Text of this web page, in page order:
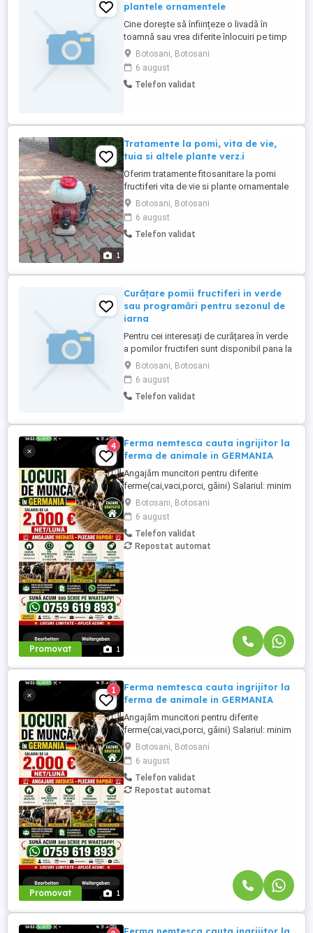
plantele ornamentele
Cine dorește să înființeze o livadă în
toamnă sau vrea diferite înlocuiri pe timp
de vara nu ezitați să contactați suntem în
domeniu de peste 10 ani executam și
garduri provizorii în câmp fără beton sau
diferite locații
Botosani, Botosani
6 august
Telefon validat
1
Tratamente la pomi, vita de vie,
tuia si altele plante verz.i
Oferim tratamente fitosanitare la pomi
fructiferi vita de vie si plante ornamentale
experiență de peste 10 ani acest domeniu
Botosani, Botosani
6 august
Telefon validat
Curățare pomii fructiferi in verde
sau programări pentru sezonul de
iarna
Pentru cei interesați de curățarea în verde
a pomilor fructiferi sunt disponibil pana la
finalul lui octombrie. Iar pentru cei doritori
la 1 decembrie dăm drumul la sezonul de
curățarea în pauză vegetativa
Botosani, Botosani
6 august
Telefon validat
Promovat 1
4
Ferma nemtesca cauta ingrijitor la
ferma de animale in GERMANIA
Angajăm muncitori pentru diferite
ferme(cai,vaci,porci, găini) Salariul: minim
1800 net( poate crește în funcție de
experiența) Cazare și utilități gratuite!
Căutam persoane serioase și motivate
pentru munca in ferme din Germania!
Diverse activități: îngrijire cai, muncă în
Botosani, Botosani
6 august
Telefon validat
Repostat automat
Promovat 1
1
Ferma nemtesca cauta ingrijitor la
ferma de animale in GERMANIA
Angajăm muncitori pentru diferite
ferme(cai,vaci,porci, găini) Salariul: minim
1800 net( poate crește în funcție de
experiența) Cazare și utilități gratuite!
Căutam persoane serioase și motivate
pentru munca in ferme din Germania!
Diverse activități: îngrijire cai, muncă în
Botosani, Botosani
6 august
Telefon validat
Repostat automat